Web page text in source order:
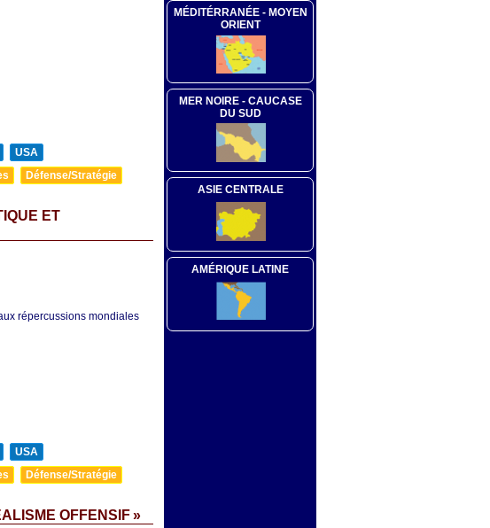
USA
Défense/Stratégie
ET
répercussions mondiales
USA
Défense/Stratégie
OFFENSIF »
MÉDITÉRRANÉE - MOYEN
ORIENT
MER NOIRE - CAUCASE
DU SUD
ASIE CENTRALE
AMÉRIQUE LATINE